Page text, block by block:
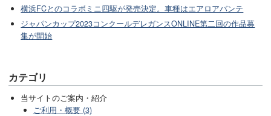
横浜FCとのコラボミニ四駆が発売決定。車種はエアロアバンテ
ジャパンカップ2023コンクールデレガンスONLINE第二回の作品募
集が開始
カテゴリ
当サイトのご案内・紹介
ご利用・概要 (3)